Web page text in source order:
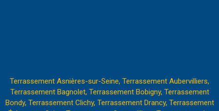
Terrassement Asnières-sur-Seine, Terrassement Aubervilliers,
Terrassement Bagnolet, Terrassement Bobigny, Terrassement
Bondy, Terrassement Clichy, Terrassement Drancy, Terrassement